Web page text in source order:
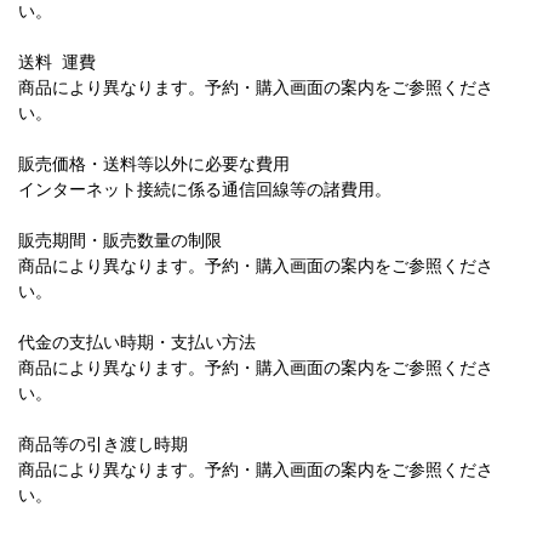
い。
送料 運費
商品により異なります。予約・購入画面の案内をご参照くださ
い。
販売価格・送料等以外に必要な費用
インターネット接続に係る通信回線等の諸費用。
販売期間・販売数量の制限
商品により異なります。予約・購入画面の案内をご参照くださ
い。
代金の支払い時期・支払い方法
商品により異なります。予約・購入画面の案内をご参照くださ
い。
商品等の引き渡し時期
商品により異なります。予約・購入画面の案内をご参照くださ
い。